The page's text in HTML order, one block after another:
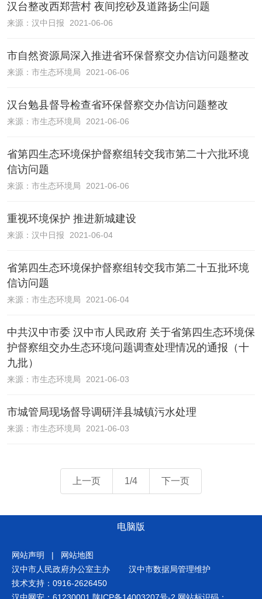
汉台整改西郑营村 夜间挖砂及道路扬尘问题
来源： 汉中日报 2021-06-06
市自然资源局深入推进省环保督察交办信访问题整改
来源： 市生态环境局 2021-06-06
汉台勉县督导检查省环保督察交办信访问题整改
来源： 市生态环境局 2021-06-06
省第四生态环境保护督察组转交我市第二十六批环境
信访问题
来源： 市生态环境局 2021-06-06
重视环境保护 推进新城建设
来源： 汉中日报 2021-06-04
省第四生态环境保护督察组转交我市第二十五批环境
信访问题
来源： 市生态环境局 2021-06-04
中共汉中市委 汉中市人民政府 关于省第四生态环境保
护督察组交办生态环境问题调查处理情况的通报（十
九批）
来源： 市生态环境局 2021-06-03
市城管局现场督导调研洋县城镇污水处理
来源： 市生态环境局 2021-06-03
上一页 1/4 下一页
电脑版
网站声明 |
网站地图
汉中市人民政府办公室主办
汉中市数据局管理维护
技术支持：0916-2626450